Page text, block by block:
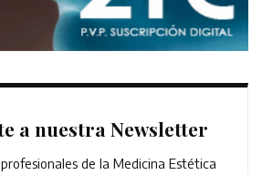
a nuestra Newsletter
de la Medicina Estética